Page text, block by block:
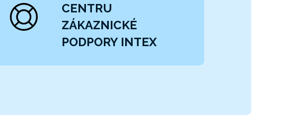
CENTRU
ZÁKAZNICKÉ
PODPORY INTEX